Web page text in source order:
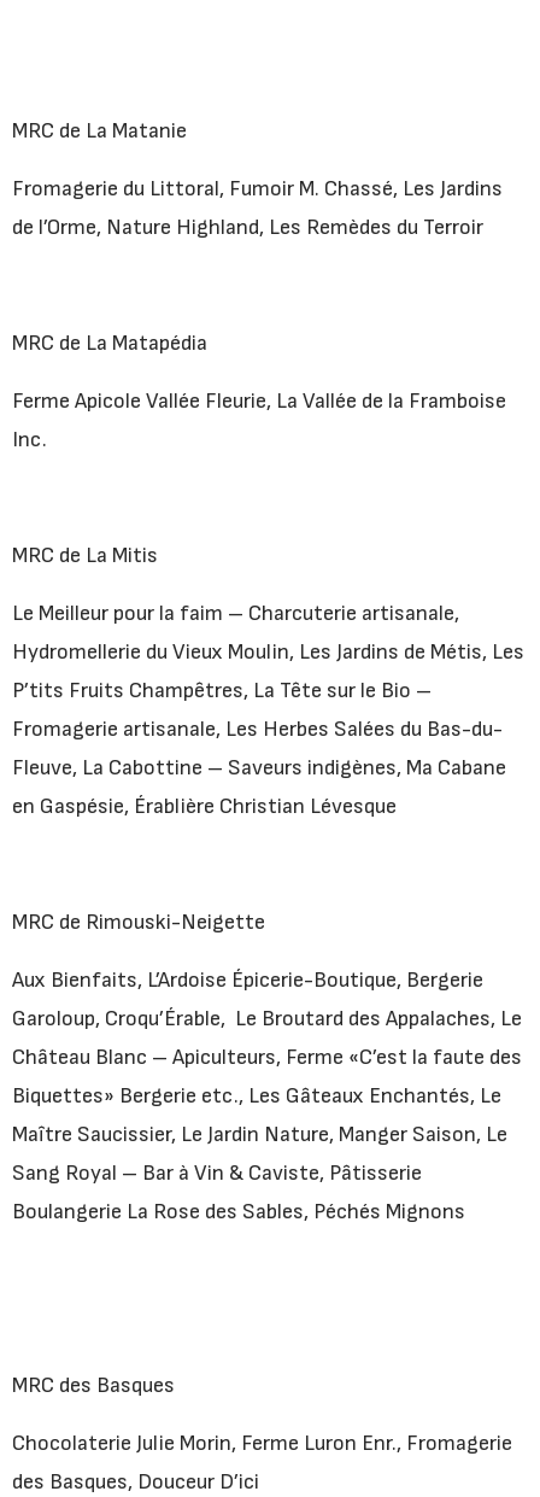
MRC de La Matanie
Fromagerie du Littoral, Fumoir M. Chassé, Les Jardins
de l’Orme, Nature Highland, Les Remèdes du Terroir
MRC de La Matapédia
Ferme Apicole Vallée Fleurie, La Vallée de la Framboise
Inc.
MRC de La Mitis
Le Meilleur pour la faim – Charcuterie artisanale,
Hydromellerie du Vieux Moulin, Les Jardins de Métis, Les
P’tits Fruits Champêtres, La Tête sur le Bio –
Fromagerie artisanale, Les Herbes Salées du Bas-du-
Fleuve, La Cabottine – Saveurs indigènes, Ma Cabane
en Gaspésie, Érablière Christian Lévesque
MRC de Rimouski-Neigette
Aux Bienfaits, L’Ardoise Épicerie-Boutique, Bergerie
Garoloup, Croqu’Érable, Le Broutard des Appalaches, Le
Château Blanc – Apiculteurs, Ferme «C’est la faute des
Biquettes» Bergerie etc., Les Gâteaux Enchantés, Le
Maître Saucissier, Le Jardin Nature, Manger Saison, Le
Sang Royal – Bar à Vin & Caviste, Pâtisserie
Boulangerie La Rose des Sables, Péchés Mignons
MRC des Basques
Chocolaterie Julie Morin, Ferme Luron Enr., Fromagerie
des Basques, Douceur D’ici